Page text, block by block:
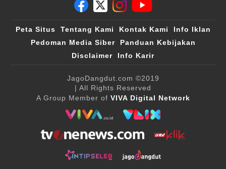
Peta Situs Tentang Kami Kontak Kami
Info Iklan
Pedoman Media Siber
Panduan Kebijakan
Disclaimer
Info Karir
JagoDangdut.com ©2019
| All Rights Reserved
A Group Member of VIVA Digital Network